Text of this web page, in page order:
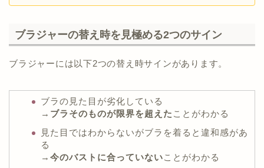
ブラジャーの替え時を見極める2つのサイン
ブラジャーには以下2つの替え時サインがあります。
ブラの見た目が劣化している
→ ブラそのものが限界を超えた ことがわかる
見た目ではわからないがブラを着ると違和感があ
る
→ 今のバストに合っていないことがわかる